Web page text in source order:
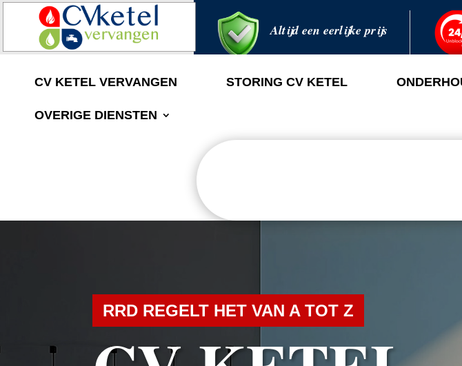
Altijd een eerlijke prijs
CV KETEL VERVANGEN STORING CV KETEL
OVERIGE DIENSTEN
RRD REGELT HET VAN A TOT Z